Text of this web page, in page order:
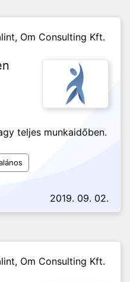
Om Consulting Kft.
teljes munkaidőben.
2019. 09. 02.
Om Consulting Kft.